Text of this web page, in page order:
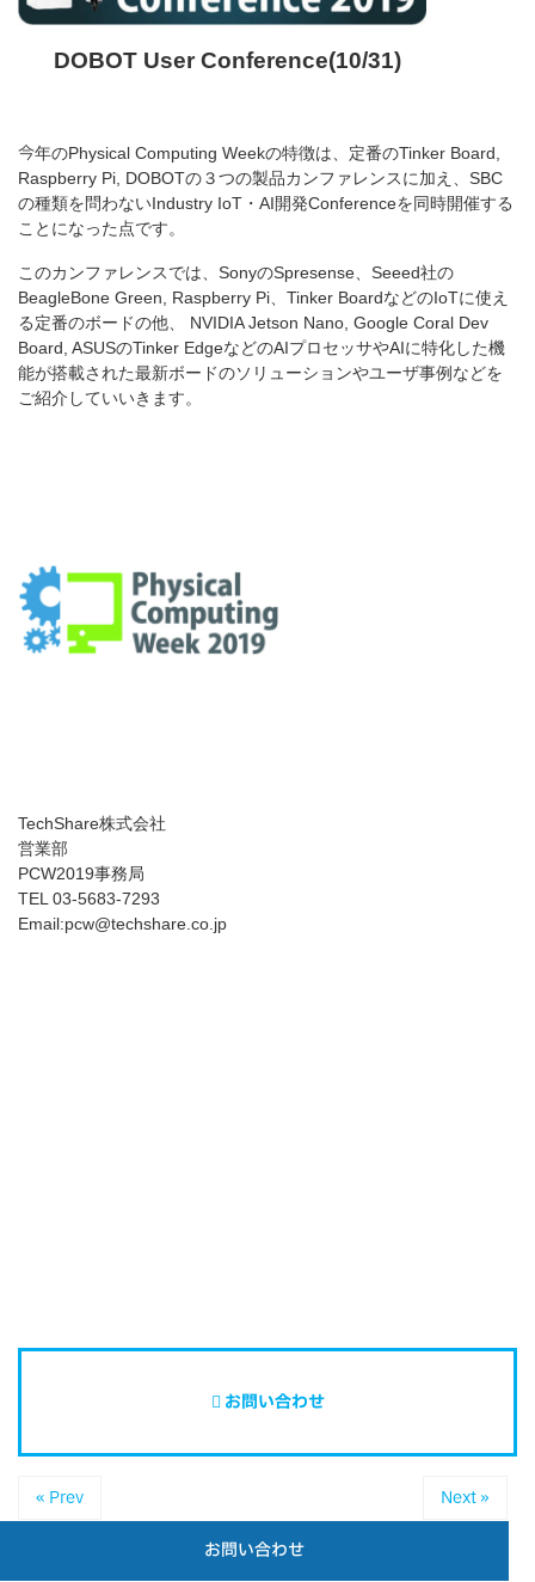
DOBOT User Conference(10/31)
今年のPhysical Computing Weekの特徴は、定番のTinker Board,
Raspberry Pi, DOBOTの３つの製品カンファレンスに加え、 SBC
の種類を問わないIndustry IoT・AI開発Conferenceを同時開催する
ことになった点です。
このカンファレンスでは、 SonyのSpresense、Seeed社の
BeagleBone Green, Raspberry Pi、Tinker BoardなどのIoTに使え
る定番のボードの他、 NVIDIA Jetson Nano, Google Coral Dev
Board, ASUSのTinker EdgeなどのAIプロセッサやAIに特化した機
能が搭載された最新ボードのソリューションやユーザ事例などを
ご紹介していいきます。
TechShare株式会社
営業部
PCW2019事務局
TEL 03-5683-7293
Email:pcw@techshare.co.jp
お問い合わせ
« Prev Next »
お問い合わせ